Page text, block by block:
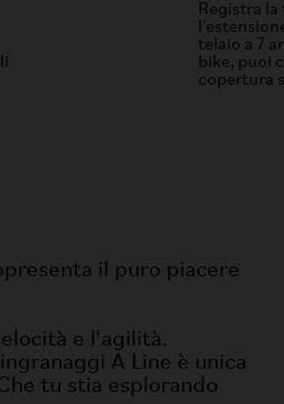
Registra
telaio a 7
bike, puoi
copertura
il puro piacere
e l'agilità.
A Line è unica
tu stia esplorando